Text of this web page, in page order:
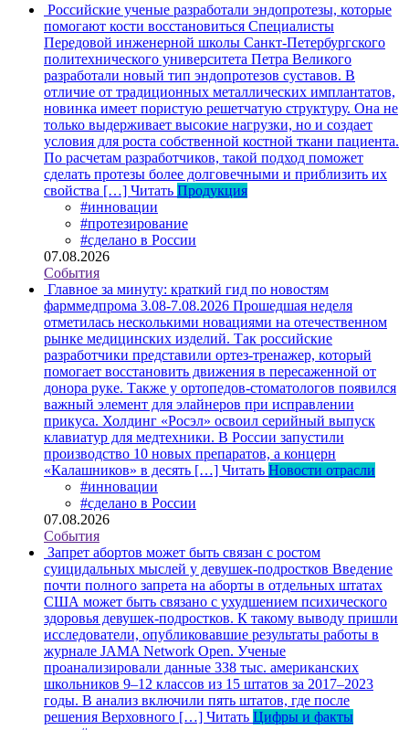
Российские ученые разработали эндопротезы, которые
помогают кости восстановиться Специалисты
Передовой инженерной школы Санкт-Петербургского
политехнического университета Петра Великого
разработали новый тип эндопротезов суставов. В
отличие от традиционных металлических имплантатов,
новинка имеет пористую решетчатую структуру. Она не
только выдерживает высокие нагрузки, но и создает
условия для роста собственной костной ткани пациента.
По расчетам разработчиков, такой подход поможет
сделать протезы более долговечными и приблизить их
свойства […] Читать Продукция
#инновации
#протезирование
#сделано в России
07.08.2026
События
Главное за минуту: краткий гид по новостям
фарммедпрома 3.08-7.08.2026 Прошедшая неделя
отметилась несколькими новациями на отечественном
рынке медицинских изделий. Так российские
разработчики представили ортез-тренажер, который
помогает восстановить движения в пересаженной от
донора руке. Также у ортопедов-стоматологов появился
важный элемент для элайнеров при исправлении
прикуса. Холдинг «Росэл» освоил серийный выпуск
клавиатур для медтехники. В России запустили
производство 10 новых препаратов, а концерн
«Калашников» в десять […] Читать Новости отрасли
#инновации
#сделано в России
07.08.2026
События
Запрет абортов может быть связан с ростом
суицидальных мыслей у девушек-подростков Введение
почти полного запрета на аборты в отдельных штатах
США может быть связано с ухудшением психического
здоровья девушек-подростков. К такому выводу пришли
исследователи, опубликовавшие результаты работы в
журнале JAMA Network Open. Ученые
проанализировали данные 338 тыс. американских
школьников 9–12 классов из 15 штатов за 2017–2023
годы. В анализ включили пять штатов, где после
решения Верховного […] Читать Цифры и факты